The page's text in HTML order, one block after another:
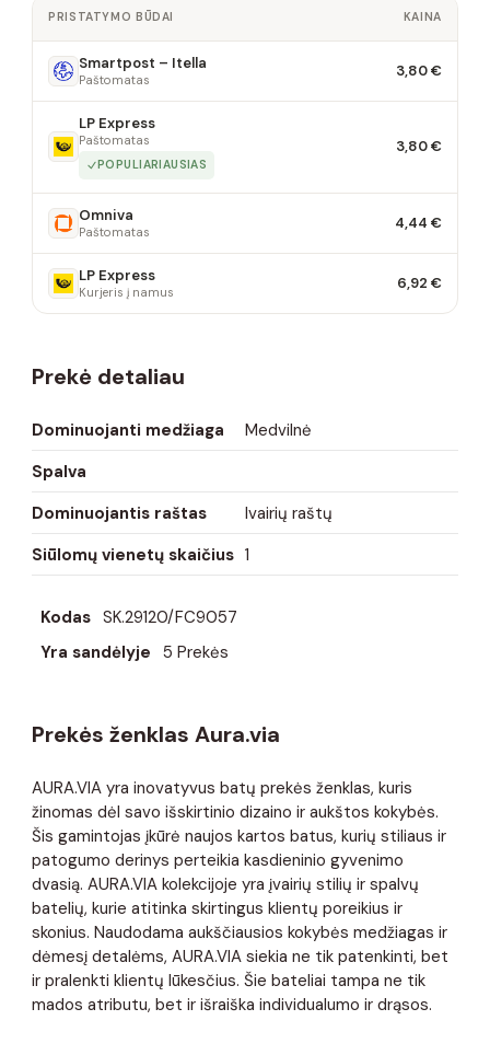
PRISTATYMO BŪDAI KAINA
Smartpost – Itella
Paštomatas 3,80 €
LP Express
Paštomatas
POPULIARIAUSIAS
3,80 €
Omniva
Paštomatas 4,44 €
LP Express
Kurjeris į namus 6,92 €
Prekė detaliau
Dominuojanti medžiaga
Medvilnė
Spalva
Dominuojantis raštas
Ivairių raštų
Siūlomų vienetų skaičius 1
Kodas SK.29120/FC9057
Yra sandėlyje 5 Prekės
Prekės ženklas Aura.via
AURA.VIA yra inovatyvus batų prekės ženklas, kuris
žinomas dėl savo išskirtinio dizaino ir aukštos kokybės.
Šis gamintojas įkūrė naujos kartos batus, kurių stiliaus ir
patogumo derinys perteikia kasdieninio gyvenimo
dvasią. AURA.VIA kolekcijoje yra įvairių stilių ir spalvų
batelių, kurie atitinka skirtingus klientų poreikius ir
skonius. Naudodama aukščiausios kokybės medžiagas ir
dėmesį detalėms, AURA.VIA siekia ne tik patenkinti, bet
ir pralenkti klientų lūkesčius. Šie bateliai tampa ne tik
mados atributu, bet ir išraiška individualumo ir drąsos.